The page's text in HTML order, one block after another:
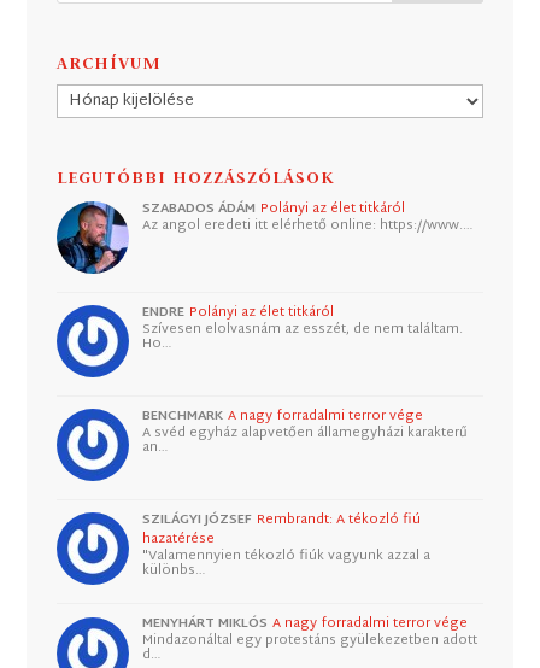
ARCHÍVUM
Archívum
LEGUTÓBBI HOZZÁSZÓLÁSOK
SZABADOS ÁDÁM Polányi az élet titkáról
Az angol eredeti itt elérhető online: https://www.…
ENDRE Polányi az élet titkáról
Szívesen elolvasnám az esszét, de nem találtam.
Ho…
BENCHMARK A nagy forradalmi terror vége
A svéd egyház alapvetően államegyházi karakterű
an…
SZILÁGYI JÓZSEF Rembrandt: A tékozló fiú
hazatérése
"Valamennyien tékozló fiúk vagyunk azzal a
különbs…
MENYHÁRT MIKLÓS A nagy forradalmi terror vége
Mindazonáltal egy protestáns gyülekezetben adott
d…